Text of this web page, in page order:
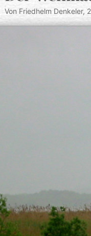
Von Friedhelm Denkeler,